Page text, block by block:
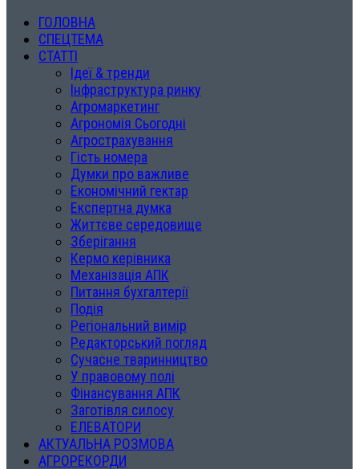
ГОЛОВНА
СПЕЦТЕМА
СТАТТІ
Ідеї & тренди
Інфраструктура ринку
Агромаркетинг
Агрономія Сьогодні
Агрострахування
Гість номера
Думки про важливе
Економічний гектар
Експертна думка
Життєве середовище
Зберігання
Кермо керівника
Механізація АПК
Питання бухгалтерії
Подія
Регіональний вимір
Редакторський погляд
Сучасне тваринництво
У правовому полі
Фінансування АПК
Заготівля силосу
ЕЛЕВАТОРИ
АКТУАЛЬНА РОЗМОВА
АГРОРЕКОРДИ